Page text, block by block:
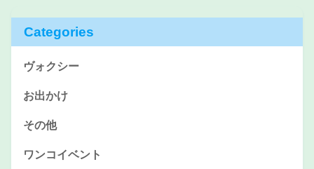
Categories
ヴォクシー
お出かけ
その他
ワンコイベント